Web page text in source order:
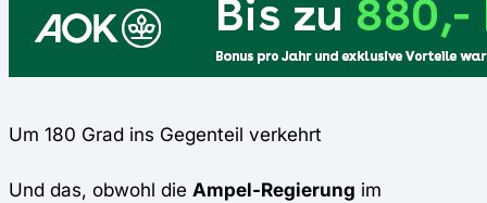
Um 180 Grad ins Gegenteil verkehrt
Und das, obwohl die Ampel-Regierung im